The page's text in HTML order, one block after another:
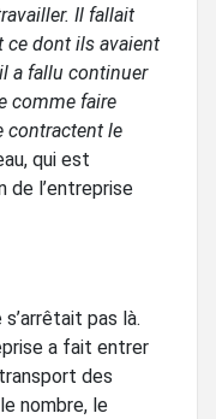
Il fallait
ce dont ils avaient
a fallu continuer
comme faire
contractent le
qui est
de l’entreprise
pas là.
a fait entrer
des
nombre, le